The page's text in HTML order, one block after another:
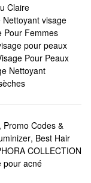
Claire
Nettoyant visage
Pour Femmes
pour peaux
Pour Peaux
Nettoyant
Codes &
, Best Hair
COLLECTION
pour acné